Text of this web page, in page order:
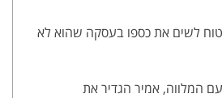
לשים את כספו בעסקה שהוא לא
המלווה, אמיר הגדיר את